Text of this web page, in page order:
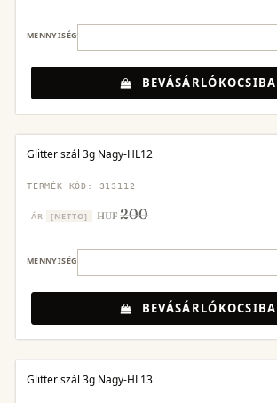
MENNYISÉG
BEVÁSÁRLÓKOCSIBA
Glitter szál 3g Nagy-HL12
TERMÉK KÓD: 313112
ÁR [NETTO] HUF200
MENNYISÉG
BEVÁSÁRLÓKOCSIBA
Glitter szál 3g Nagy-HL13